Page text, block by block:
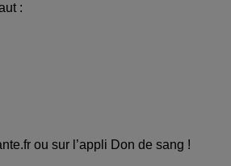
:
ou sur l’appli Don de sang !